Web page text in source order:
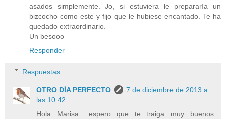
asados simplemente. Jo, si estuviera le prepararía un
bizcocho como este y fijo que le hubiese encantado. Te ha
quedado extraordinario.
Un besooo
Responder
Respuestas
OTRO DÍA PERFECTO
7 de diciembre de 2013 a
las 10:42
Hola Marisa.. espero que te traiga muy buenos